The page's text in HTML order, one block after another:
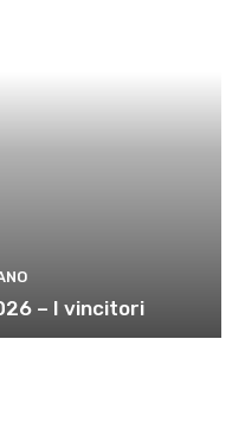
– I vincitori